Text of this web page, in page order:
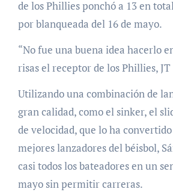
de los Phillies ponchó a 13 en
por blanqueada del 16 de mayo.
“No fue una buena idea hacerlo
risas el receptor de los Phillies,
Utilizando una combinación de
gran calidad, como el sinker, el
de velocidad, que lo ha
mejores lanzadores del béisbol,
casi todos los bateadores en un
mayo sin permitir carreras.